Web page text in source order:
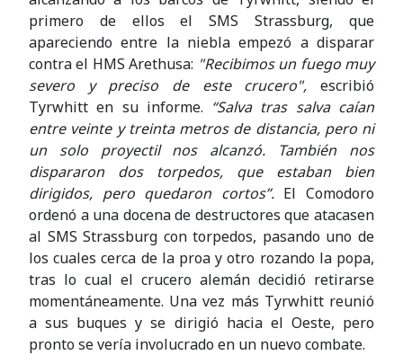
primero de ellos el SMS Strassburg, que
apareciendo entre la niebla empezó a disparar
contra el HMS Arethusa: "Recibimos un fuego muy
severo y preciso de este crucero", escribió
Tyrwhitt en su informe. “Salva tras salva caían
entre veinte y treinta metros de distancia, pero ni
un solo proyectil nos alcanzó. También nos
dispararon dos torpedos, que estaban bien
dirigidos, pero quedaron cortos”.El Comodoro
ordenó a una docena de destructores que atacasen
al SMS Strassburg con torpedos, pasando uno de
los cuales cerca de la proa y otro rozando la popa,
tras lo cual el crucero alemán decidió retirarse
momentáneamente. Una vez más Tyrwhitt reunió
a sus buques y se dirigió hacia el Oeste, pero
pronto se vería involucrado en un nuevo combate.